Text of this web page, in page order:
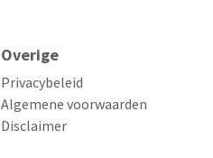
Overige
Privacybeleid
Algemene voorwaarden
Disclaimer